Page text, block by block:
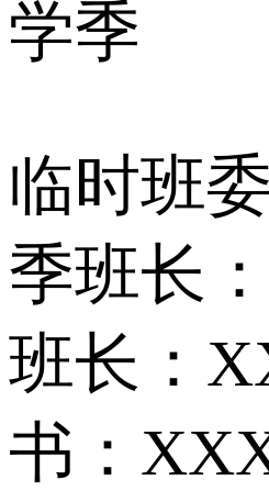
学季
临时班
季班长
班长：
书：